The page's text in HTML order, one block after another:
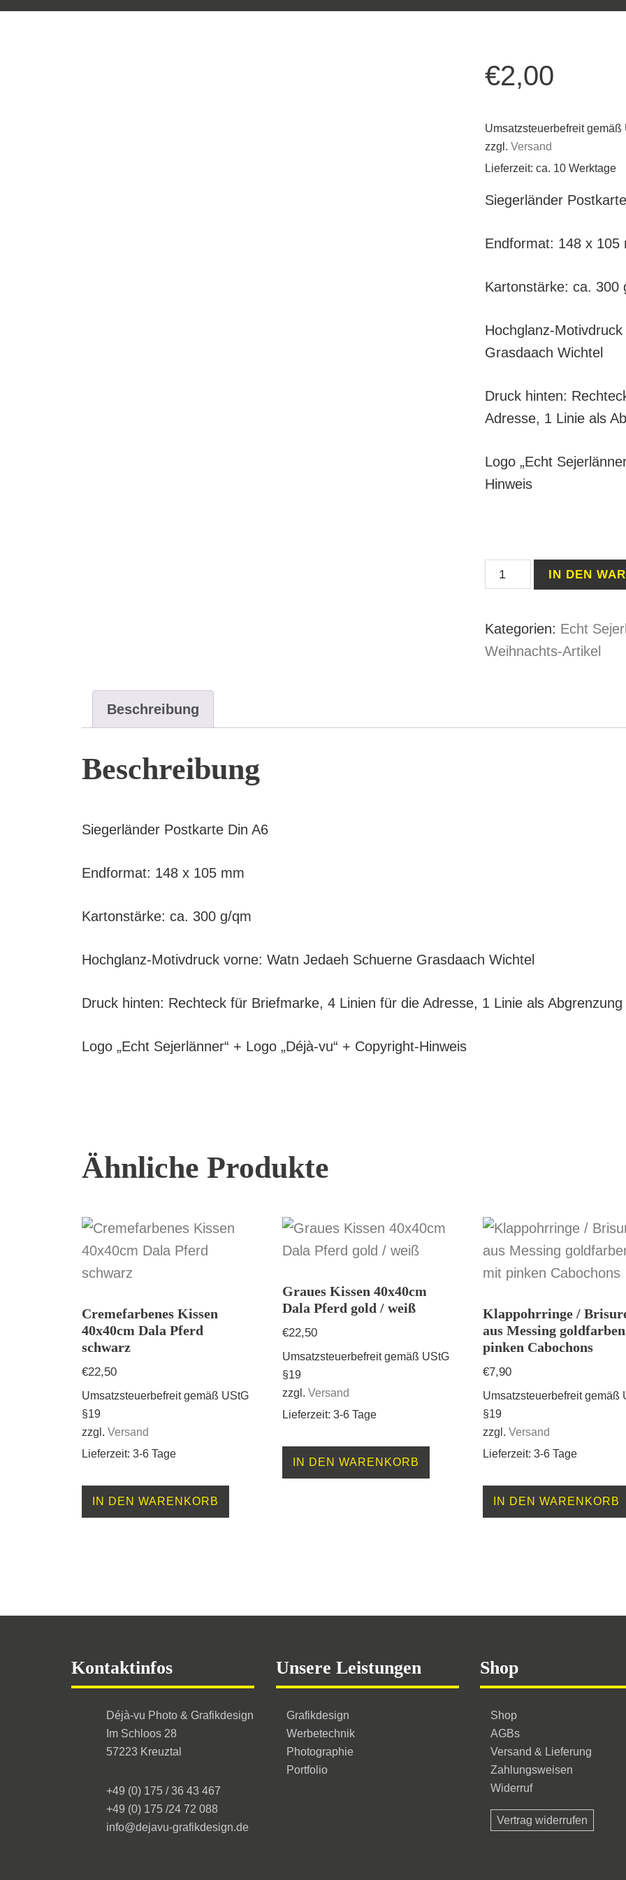
€2,00
Umsatzsteuerbefreit gemäß
zzgl.Versand
Lieferzeit: ca. 10 Werktage
Siegerländer
Endformat: 148 x 105
Kartonstärke: ca. 300
Hochglanz-
Grasdaach Wichtel
Druck hinten:
Adresse, 1 Linie als
Logo „Echt
Hinweis
Watn
Jedaeh
Grasdaach
Wichtel
Menge
IN DEN
Kategorien: Echt
Weihnachts-Artikel
Beschreibung
Beschreibung
Siegerländer Postkarte Din A6
Endformat: 148 x 105 mm
Kartonstärke: ca. 300 g/qm
Hochglanz-Motivdruck vorne: Watn Jedaeh Schuerne Grasdaach Wichtel
Druck hinten: Rechteck für Briefmarke, 4 Linien für die Adresse, 1 Linie als Abgrenzung
Logo „Echt Sejerlänner“ + Logo „Déjà-vu“ + Copyright-Hinweis
Ähnliche Produkte
Cremefarbenes Kissen
40x40cm Dala Pferd
schwarz
€22,50
Umsatzsteuerbefreit gemäß UStG
§19
zzgl. Versand
Lieferzeit: 3-6 Tage
IN DEN WARENKORB
Graues Kissen 40x40cm
Dala Pferd gold / weiß
€22,50
Umsatzsteuerbefreit gemäß UStG
§19
zzgl. Versand
Lieferzeit: 3-6 Tage
IN DEN WARENKORB
Klappohrringe /
aus Messing
pinken Cabochons
€7,90
Umsatzsteuerbefreit gemäß
§19
zzgl. Versand
Lieferzeit: 3-6 Tage
IN DEN WARENKORB
FooterKontaktinfos
Déjà-vu Photo & Grafikdesign
Im Schloos 28
57223 Kreuztal
+49 (0) 175 / 36 43 467
+49 (0) 175 /24 72 088
info@dejavu-grafikdesign.de
Unsere Leistungen
Grafikdesign
Werbetechnik
Photographie
Portfolio
Shop
Shop
AGBs
Versand & Lieferung
Zahlungsweisen
Widerruf
Vertrag widerrufen